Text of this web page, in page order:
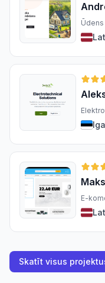
Ūdens
E-
Skatīt visus